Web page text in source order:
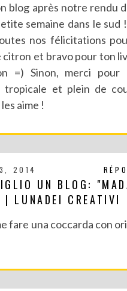
blog après notre rendu
semaine dans le sud
nos félicitations
et bravo pour ton
=) Sinon, merci pour
tropicale et plein de
aime !
2014
UN BLOG:
| LUNADEI CREATIVI
fare una coccarda con